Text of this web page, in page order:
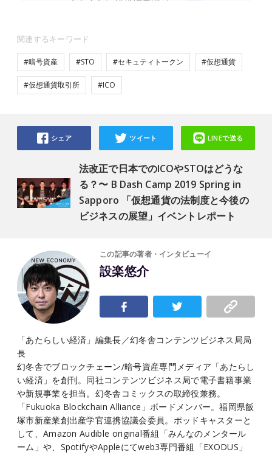
関連するキーワード
#暗号資産 #STO #セキュティトークン #仮想通貨
#仮想通貨取引所 #ICO
法改正で日本でのICOやSTOはどうな
る？〜 B Dash Camp 2019 Spring in
Sapporo 「仮想通貨の法制度と今後の
ビジネスの展望」イベントレポート
シェア ツイート LINEで送る
この記事の著者・インタビューイ
設楽悠介
「あたらしい経済」編集長／幻冬舎コンテンツビジネス局局
長
幻冬舎でブロックチェーン/暗号資産専門メディア「あたらし
い経済」を創刊。同社コンテンツビジネス局で電子書籍事業
や新規事業を担当。幻冬舎コミックスの取締役兼務。
「Fukuoka Blockchain Alliance」ボードメンバー。福岡県飯
塚市新産業創出産学官連携協議会委員。ポッドキャスターと
して、Amazon Audible original番組「みんなのメンタール
ーム」や、SpotifyやAppleにてweb3専門番組「EXODUS」